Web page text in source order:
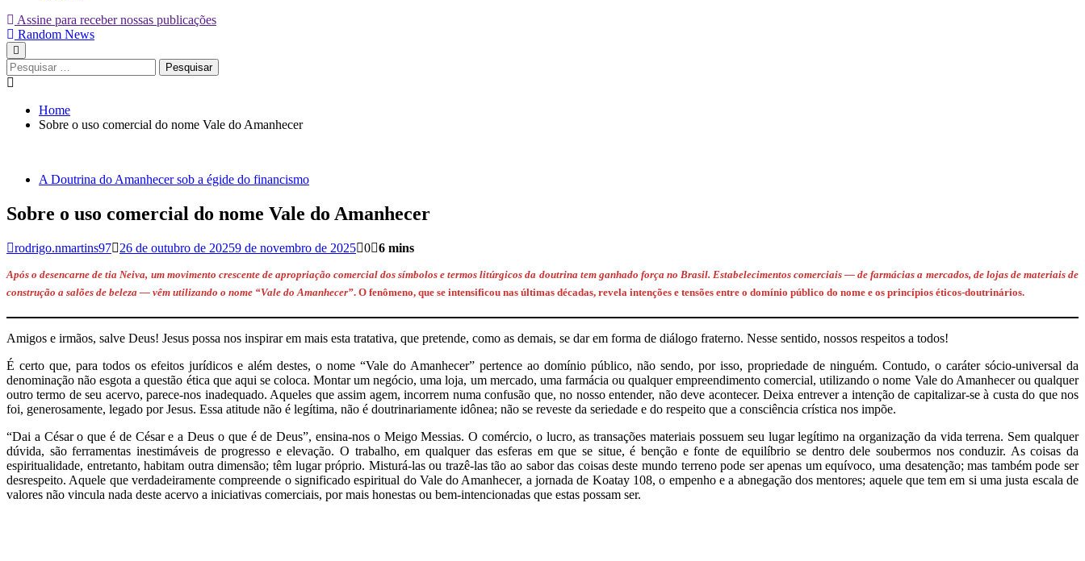
Assine para receber nossas publicações
Random News
Pesquisar
por:
Home
Sobre o uso comercial do nome Vale do Amanhecer
A Doutrina do Amanhecer sob a égide do financismo
Sobre o uso comercial do nome Vale do Amanhecer
rodrigo.nmartins97 26 de outubro de 20259 de novembro de 2025 0 6 mins
Após o desencarne de tia Neiva, um movimento crescente de apropriação comercial dos símbolos e termos litúrgicos da doutrina tem ganhado força no Brasil. Estabelecimentos comerciais — de farmácias a mercados, de lojas de materiais de
construção a salões de beleza — vêm utilizando o nome “Vale do Amanhecer”. O fenômeno, que se intensificou nas últimas décadas, revela intenções e tensões entre o domínio público do nome e os princípios éticos-doutrinários.
Amigos e irmãos, salve Deus! Jesus possa nos inspirar em mais esta tratativa, que pretende, como as demais, se dar em forma de diálogo fraterno. Nesse sentido, nossos respeitos a todos!
É certo que, para todos os efeitos jurídicos e além destes, o nome “Vale do Amanhecer” pertence ao domínio público, não sendo, por isso, propriedade de ninguém. Contudo, o caráter sócio-universal da
denominação não esgota a questão ética que aqui se coloca. Montar um negócio, uma loja, um mercado, uma farmácia ou qualquer empreendimento comercial, utilizando o nome Vale do Amanhecer ou qualquer
outro termo de seu acervo, parece-nos inadequado. Aqueles que assim agem, incorrem numa confusão que, no nosso entender, não deve acontecer. Deixa entrever a intenção de capitalizar-se à custa do que nos
foi, generosamente, legado por Jesus. Essa atitude não é legítima, não é doutrinariamente idônea; não se reveste da seriedade e do respeito que a consciência crística nos impõe.
“Dai a César o que é de César e a Deus o que é de Deus”, ensina-nos o Meigo Messias. O comércio, o lucro, as transações materiais possuem seu lugar legítimo na organização da vida terrena. Sem qualquer
dúvida, são ferramentas inestimáveis de progresso e elevação. O trabalho, em qualquer das esferas em que se situe, é benção e fonte de equilíbrio se dentro dele soubermos nos conduzir. As coisas da
espiritualidade, entretanto, habitam outra dimensão; têm lugar próprio. Misturá-las ou trazê-las tão ao sabor das coisas deste mundo terreno pode ser apenas um equívoco, uma desatenção; mas também pode ser
desrespeito. Aquele que verdadeiramente compreende o significado espiritual do Vale do Amanhecer, a jornada de Koatay 108, o empenho e a abnegação dos mentores; aquele que tem em si uma justa escala de
valores não vincula nada deste acervo a iniciativas comerciais, por mais honestas ou bem-intencionadas que estas possam ser.